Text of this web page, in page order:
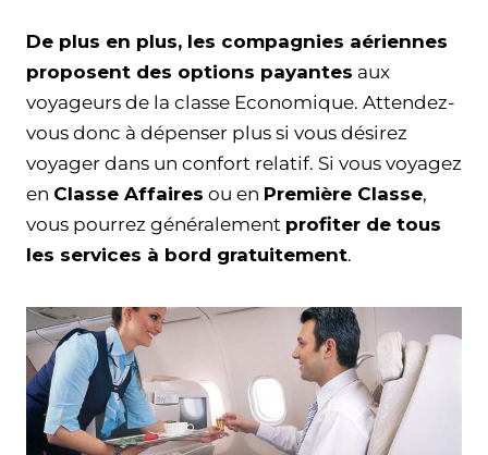
De plus en plus, les compagnies aériennes
proposent des options payantes aux
voyageurs de la classe Economique. Attendez-
vous donc à dépenser plus si vous désirez
voyager dans un confort relatif. Si vous voyagez
en Classe Affaires ou en Première Classe,
vous pourrez généralement profiter de tous
les services à bord gratuitement.